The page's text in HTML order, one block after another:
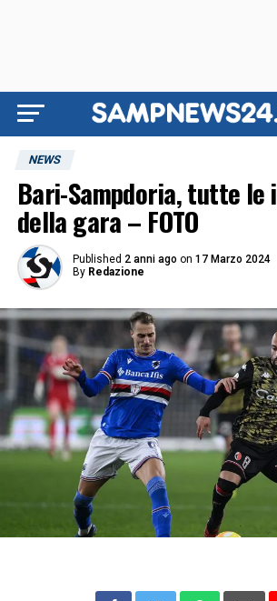
NEWS
Bari-Sampdoria, tutte le
della gara – FOTO
Published 2 anni ago on 17 Marzo 2024
By Redazione